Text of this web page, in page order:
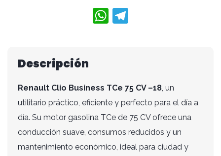
W
p
p
m
Descripción
Renault Clio Business TCe 75 CV –18, un
utilitario práctico, eficiente y perfecto para el día a
día. Su motor gasolina TCe de 75 CV ofrece una
conducción suave, consumos reducidos y un
mantenimiento económico, ideal para ciudad y